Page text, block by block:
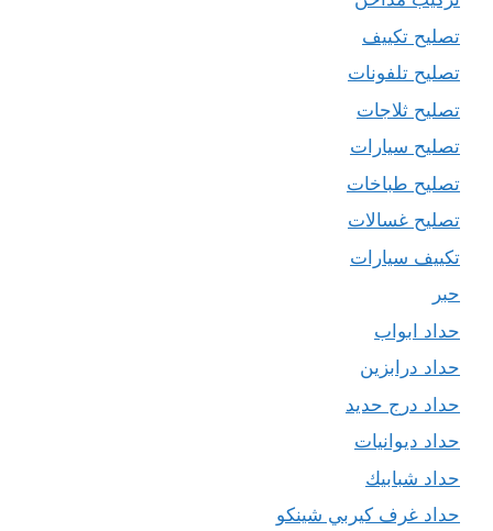
تصليح تكييف
تصليح تلفونات
تصليح ثلاجات
تصليح سيارات
تصليح طباخات
تصليح غسالات
تكييف سيارات
حبر
حداد ابواب
حداد درابزين
حداد درج حديد
حداد ديوانيات
حداد شبابيك
حداد غرف كيربي شينكو